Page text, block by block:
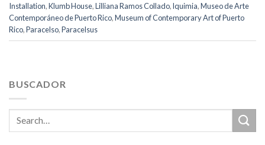
Installation,Klumb House,Lilliana Ramos Collado,lquimia,Museo de Arte
Contemporáneo de Puerto Rico,Museum of Contemporary Art of Puerto
Rico,Paracelso,Paracelsus
BUSCADOR